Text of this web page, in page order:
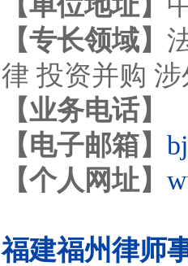
【专长领域】
律 投资并购
【业务电话】
【电子邮箱】
【个人网址】
福建福州律师